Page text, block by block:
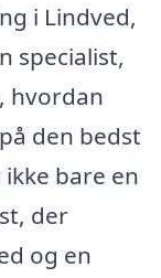
i Lindved,
specialist,
hvordan
den bedst
bare en
der
og en